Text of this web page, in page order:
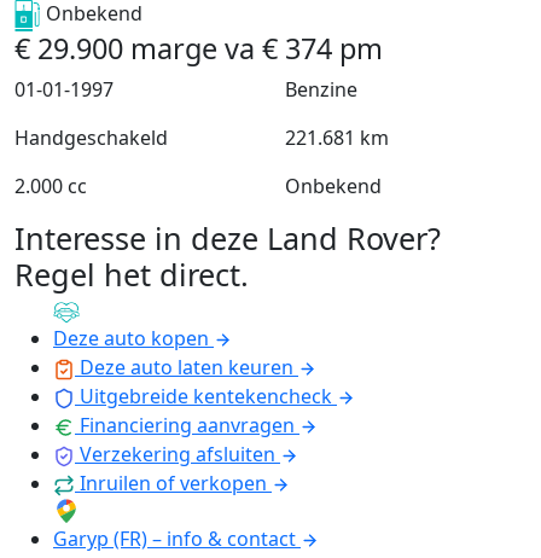
Onbekend
€ 29.900 marge va € 374 pm
01-01-1997
Benzine
Handgeschakeld
221.681 km
2.000 cc
Onbekend
Interesse in deze Land Rover?
Regel het direct.
Deze auto kopen
Deze auto laten keuren
Uitgebreide kentekencheck
Financiering aanvragen
Verzekering afsluiten
Inruilen of verkopen
Garyp (FR) – info & contact